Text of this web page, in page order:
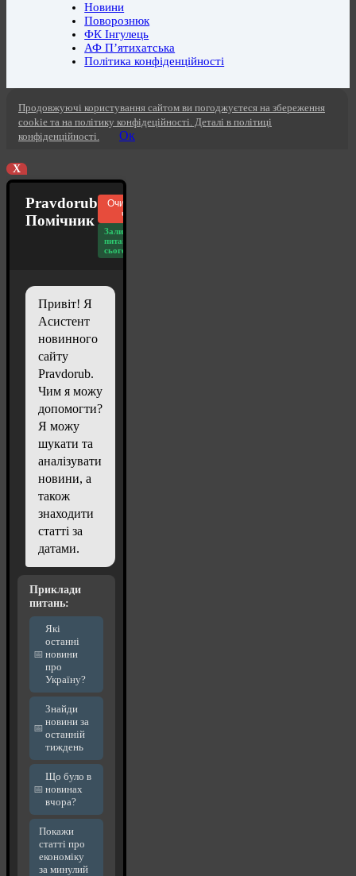
Новини
Поворознюк
ФК Інгулець
АФ П’ятихатська
Політика конфіденційності
Продовжуючі користування сайтом ви погоджуєтеся на збереження
cookie та на політику конфідеційності. Деталі в політиці
конфіденційності.
Ок
X
Pravdorub
Помічник
Очистити
чат
Залишилось
питань
сьогодні: 20
Привіт! Я
Асистент
новинного
сайту
Pravdorub.
Чим я можу
допомогти?
Я можу
шукати та
аналізувати
новини, а
також
знаходити
статті за
датами.
Приклади
питань:
Які
останні
новини
про
Україну?
Знайди
новини за
останній
тиждень
Що було в
новинах
вчора?
Покажи
статті про
економіку
за минулий